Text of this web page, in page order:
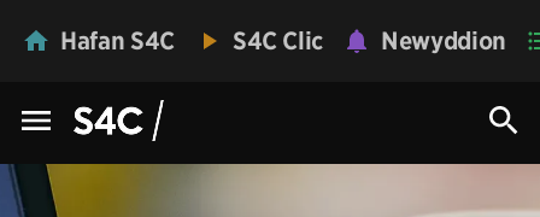
Hafan S4C S4C Clic Newyddion